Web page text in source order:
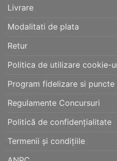
Livrare
Modalitati de plata
Retur
Politica de utilizare cookie-
Program fidelizare si puncte
Regulamente Concursuri
Politică de confidențialitate
Termenii și condițiile